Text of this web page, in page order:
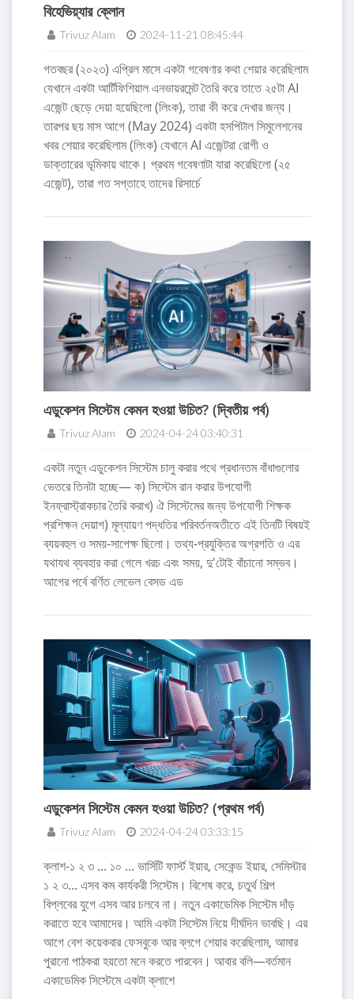
বিহেভিয়্যার ক্লোন
Trivuz Alam 2024-11-21 08:45:44
গতবছর (২০২৩) এপ্রিল মাসে একটা গবেষণার কথা শেয়ার করেছিলাম
যেখানে একটা আর্টিফিশিয়াল এনভায়রমেন্ট তৈরি করে তাতে ২৫টা AI
এজেন্ট ছেড়ে দেয়া হয়েছিলো (লিংক), তারা কী করে দেখার জন্য।
তারপর ছয় মাস আগে (May 2024) একটা হসপিটাল সিমুলেশনের
খবর শেয়ার করেছিলাম (লিংক) যেখানে AI এজেন্টরা রোগী ও
ডাক্তারের ভূমিকায় থাকে। প্রথম গবেষণাটা যারা করেছিলো (২৫
এজেন্ট), তারা গত সপ্তাহে তাদের রিসার্চে
এডুকেশন সিস্টেম কেমন হওয়া উচিত? (দ্বিতীয় পর্ব)
Trivuz Alam 2024-04-24 03:40:31
একটা নতুন এডুকেশন সিস্টেম চালু করার পথে প্রধানতম বাঁধাগুলোর
ভেতরে তিনটা হচ্ছে— ক) সিস্টেম রান করার উপযোগী
ইনফ্রাস্ট্রাকচার তৈরি করাখ) ঐ সিস্টেমের জন্য উপযোগী শিক্ষক
প্রশিক্ষন দেয়াগ) মূল্যায়ণ পদ্ধতির পরিবর্তনঅতীতে এই তিনটি বিষয়ই
ব্যয়বহুল ও সময়-সাপেক্ষ ছিলো। তথ্য-প্রযুক্তির অগ্রগতি ও এর
যথাযথ ব্যবহার করা গেলে খরচ এবং সময়, দু'টোই বাঁচানো সম্ভব।
আগের পর্বে বর্ণিত লেভেল বেসড এড
এডুকেশন সিস্টেম কেমন হওয়া উচিত? (প্রথম পর্ব)
Trivuz Alam 2024-04-24 03:33:15
ক্লাশ-১ ২ ৩ ... ১০ ... ভার্সিটি ফার্স্ট ইয়ার, সেকেন্ড ইয়ার, সেমিস্টার
১ ২ ৩... এসব কম কার্যকরী সিস্টেম। বিশেষ করে, চতুর্থ শিল্প
বিপ্লবের যুগে এসব আর চলবে না। নতুন একাডেমিক সিস্টেম দাঁড়
করাতে হবে আমাদের। আমি একটা সিস্টেম নিয়ে দীর্ঘদিন ভাবছি। এর
আগে বেশ কয়েকবার ফেসবুকে আর ব্লগে শেয়ার করেছিলাম, আমার
পুরানো পাঠকরা হয়তো মনে করতে পারবেন। আবার বলি—বর্তমান
একাডেমিক সিস্টেমে একটা ক্লাশে